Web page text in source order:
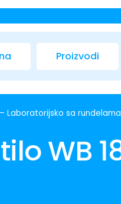
Proizvodi
Laboratorijsko sa rundelama
WB